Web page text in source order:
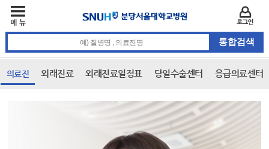
의료진 외래진료 외래진료일정표 당일수술센터 응급의료센터